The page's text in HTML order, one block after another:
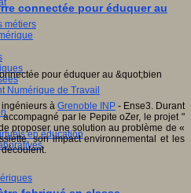
métiers
Numérique de Travail
en éducation
connectée pour éduquer au
ingénieurs à Grenoble INP - Ense3. Durant
par le Pepite oZer, le projet "
proposer une solution au problème de «
son impact environnemental et les